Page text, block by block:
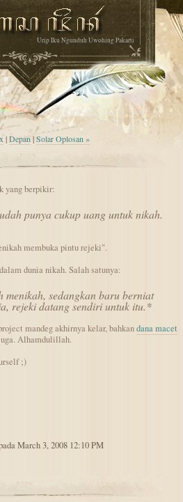
Urip Iku Ngunduh Uwohing Pakarti
|Depan|Solar Oplosan »
yang berpikir:
punya cukup uang untuk nikah.
membuka pintu rejeki".
dunia nikah. Salah satunya:
menikah, sedangkan baru berniat
rejeki datang sendiri untuk itu.*
mandeg akhirnya kelar, bahkandana macet
Alhamdulillah.
;)
March 3, 2008 12:10 PM